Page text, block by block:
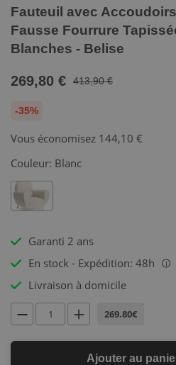
Fauteuil avec
Fausse Fourrure
Blanches - Belise
269,80 € 413,90 €
-35%
Vous économisez 144,10 €
Couleur: Blanc
Garanti 2 ans
En stock - Expédition: 48h
i
Livraison à domicile
269.80€
Ajouter au